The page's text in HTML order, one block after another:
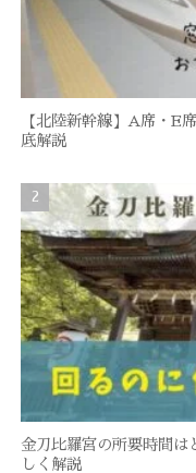
【北陸新幹線】A席・E
底解説
金刀比羅宮の所要時間は
しく解説